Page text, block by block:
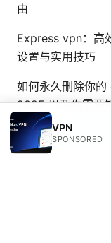
由
Express vpn：高
设置与实用技巧
如何永久刪除你
2025 以及你需要
Wsl2 Not
VPNs and WSL2
VPN
SPONSORED